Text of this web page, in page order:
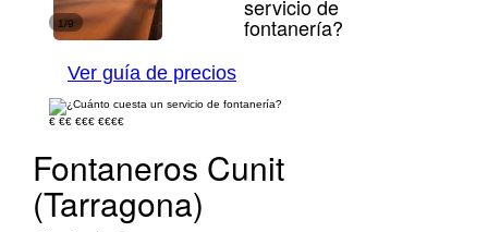
1/9
servicio de
fontanería?
Ver guía de precios
€ €€ €€€ €€€€
Fontaneros Cunit
(Tarragona)